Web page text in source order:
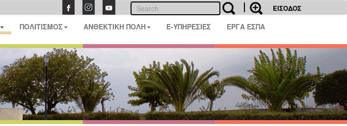
ΕΙΣΟΔΟΣ
ΠΟΛΙΤΙΣΜΟΣ ΑΝΘΕΚΤΙΚΗ ΠΟΛΗ E-ΥΠΗΡΕΣΙΕΣ ΕΡΓΑ ΕΣΠΑ